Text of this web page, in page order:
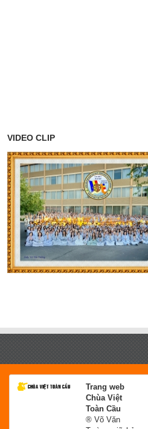
VIDEO CLIP
Trang web
Chùa Việt
Toàn Cầu
® Võ Văn